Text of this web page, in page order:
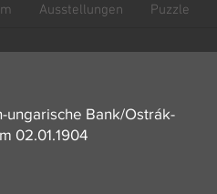
Ausstellungen Puzzle
ungarische Bank/Ostrák-
02.01.1904